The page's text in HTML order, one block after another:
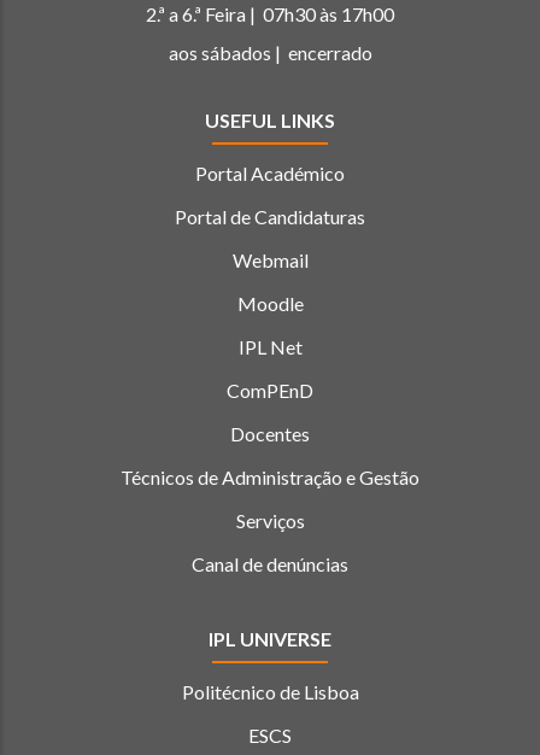
2.ª a 6.ª Feira | 07h30 às 17h00
aos sábados | encerrado
USEFUL LINKS
Portal Académico
Portal de Candidaturas
Webmail
Moodle
IPL Net
ComPEnD
Docentes
Técnicos de Administração e Gestão
Serviços
Canal de denúncias
IPL UNIVERSE
Politécnico de Lisboa
ESCS